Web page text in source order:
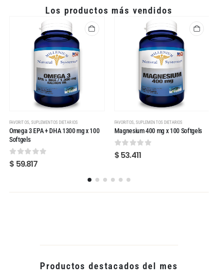
Los productos más vendidos
FAVORITOS,SUPLEMENTOS DIETARIOS
Omega 3 EPA + DHA 1300 mg x 100
Softgels
0 out of 5
$ 59.817
FAVORITOS,SUPLEMENTOS DIETARIOS
Magnesium 400 mg x 100 Softgels
0 out of 5
$53.411
Productos destacados del mes